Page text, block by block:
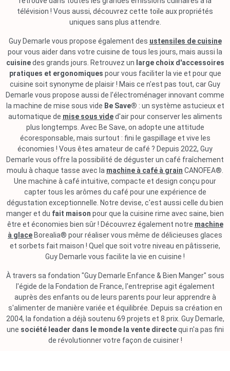
télévision ! Vous aussi, découvrez cette toile aux propriétés
uniques sans plus attendre.
Guy Demarle vous propose également des ustensiles de cuisine
pour vous aider dans votre cuisine de tous les jours, mais aussi la
cuisinedes grands jours. Retrouvez un large choix d'accessoires
pratiques et ergonomiques pour vous faciliter la vie et pour que
cuisine soit synonyme de plaisir ! Mais ce n'est pas tout, car Guy
Demarle vous propose aussi de l'électroménager innovant comme
la machine de mise sous vide Be Save® : un système astucieux et
automatique de mise sous vided'air pour conserver les aliments
plus longtemps. Avec Be Save, on adopte une attitude
écoresponsable, mais surtout : fini le gaspillage et vive les
économies ! Vous êtes amateur de café ? Depuis 2022, Guy
Demarle vous offre la possibilité de déguster un café fraîchement
moulu à chaque tasse avec la machine à café à grain CANOFEA®.
Une machine à café intuitive, compacte et design conçu pour
capter tous les arômes du café pour une expérience de
dégustation exceptionnelle. Notre devise, c'est aussi celle du bien
manger et du fait maison pour que la cuisine rime avec saine, bien
être et économies bien sûr ! Découvrez également notre machine
à glace Borealia® pour réaliser vous même de délicieuses glaces
et sorbets fait maison ! Quel que soit votre niveau en pâtisserie,
Guy Demarle vous facilite la vie en cuisine !
À travers sa fondation "Guy Demarle Enfance & Bien Manger" sous
l'égide de la Fondation de France, l'entreprise agit également
auprès des enfants ou de leurs parents pour leur apprendre à
s'alimenter de manière variée et équilibrée. Depuis sa création en
2004, la fondation a déjà soutenu 69 projets et 8 prix. Guy Demarle,
une société leader dans le monde la vente directequi n'a pas fini
de révolutionner votre façon de cuisiner !